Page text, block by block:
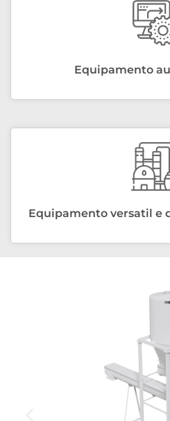
Equipamento
Equipamento versatil e